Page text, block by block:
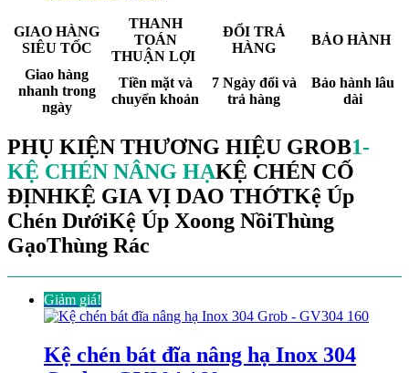
GIAO HÀNG
SIÊU TỐC
THANH
TOÁN
THUẬN LỢI
ĐỔI TRẢ
HÀNG
BẢO HÀNH
Giao hàng
nhanh trong
ngày
Tiền mặt và
chuyển khoản
7 Ngày đổi và
trả hàng
Bảo hành lâu
dài
PHỤ KIỆN THƯƠNG HIỆU GROB1-
KỆ CHÉN NÂNG HẠKỆ CHÉN CỐ
ĐỊNHKỆ GIA VỊ DAO THỚTKệ Úp
Chén DướiKệ Úp Xoong NồiThùng
GạoThùng Rác
Giảm giá!
Kệ chén bát đĩa nâng hạ Inox 304